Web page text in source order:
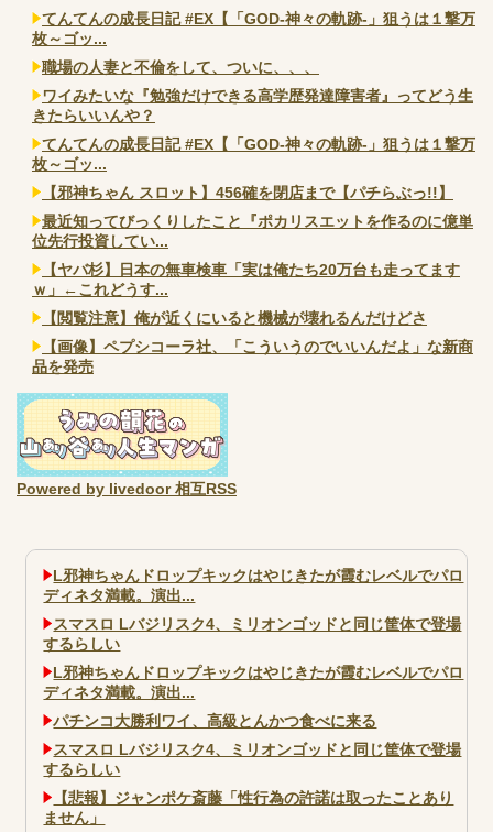
てんてんの成長日記 #EX【「GOD-神々の軌跡-」狙うは１撃万
枚～ゴッ...
職場の人妻と不倫をして、ついに、、、
ワイみたいな『勉強だけできる高学歴発達障害者』ってどう生
きたらいいんや？
てんてんの成長日記 #EX【「GOD-神々の軌跡-」狙うは１撃万
枚～ゴッ...
【邪神ちゃん スロット】456確を閉店まで【パチらぶっ!!】
最近知ってびっくりしたこと『ポカリスエットを作るのに億単
位先行投資してい...
【ヤバ杉】日本の無車検車「実は俺たち20万台も走ってます
ｗ」←これどうす...
【閲覧注意】俺が近くにいると機械が壊れるんだけどさ
【画像】ペプシコーラ社、「こういうのでいいんだよ」な新商
品を発売
Powered by livedoor 相互RSS
L邪神ちゃんドロップキックはやじきたが霞むレベルでパロ
ディネタ満載。演出...
スマスロ Lバジリスク4、ミリオンゴッドと同じ筐体で登場
するらしい
L邪神ちゃんドロップキックはやじきたが霞むレベルでパロ
ディネタ満載。演出...
パチンコ大勝利ワイ、高級とんかつ食べに来る
スマスロ Lバジリスク4、ミリオンゴッドと同じ筐体で登場
するらしい
【悲報】ジャンポケ斎藤「性行為の許諾は取ったことあり
ません」